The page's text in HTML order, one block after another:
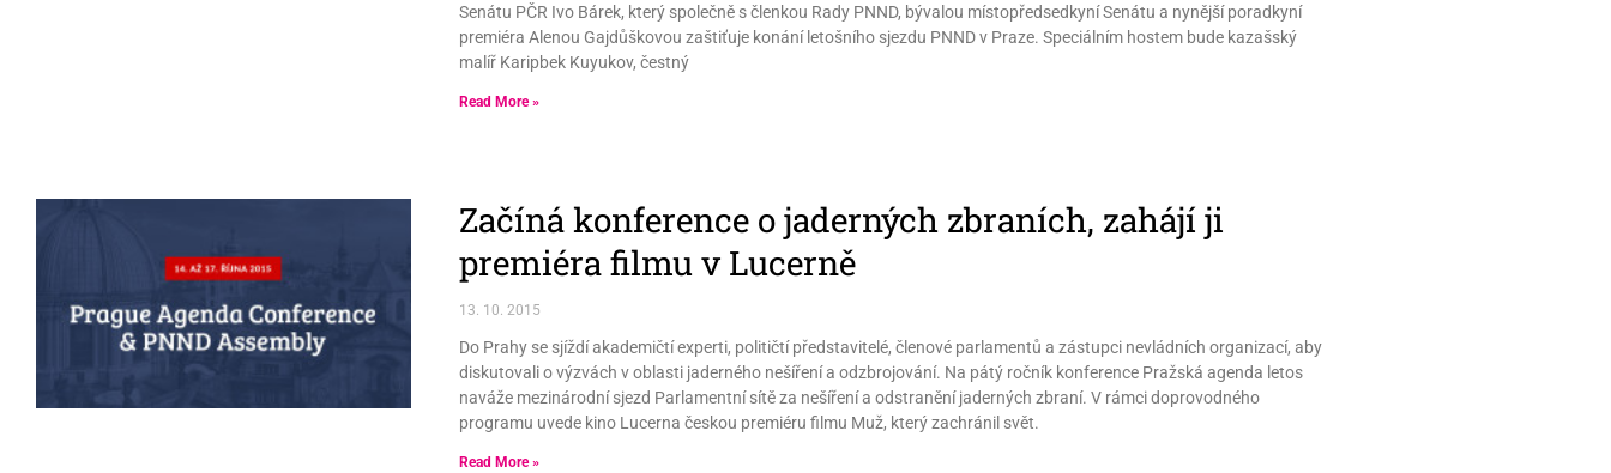
Senátu PČR Ivo Bárek, který společně s členkou Rady PNND, bývalou místopředsedkyní Senátu a nynější poradkyní
premiéra Alenou Gajdůškovou zaštiťuje konání letošního sjezdu PNND v Praze. Speciálním hostem bude kazašský
malíř Karipbek Kuyukov, čestný
Read More »
Začíná konference o jaderných zbraních, zahájí ji
premiéra filmu v Lucerně
13. 10. 2015
Do Prahy se sjíždí akademičtí experti, političtí představitelé, členové parlamentů a zástupci nevládních organizací, aby
diskutovali o výzvách v oblasti jaderného nešíření a odzbrojování. Na pátý ročník konference Pražská agenda letos
naváže mezinárodní sjezd Parlamentní sítě za nešíření a odstranění jaderných zbraní. V rámci doprovodného
programu uvede kino Lucerna českou premiéru filmu Muž, který zachránil svět.
Read More »